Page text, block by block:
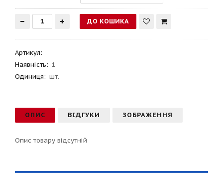
Артикул:
Наявність: 1
Одиниця: шт.
ОПИС ВІДГУКИ ЗОБРАЖЕННЯ
Опис товару відсутній